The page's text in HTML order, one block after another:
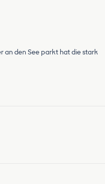
an den See parkt hat die stark